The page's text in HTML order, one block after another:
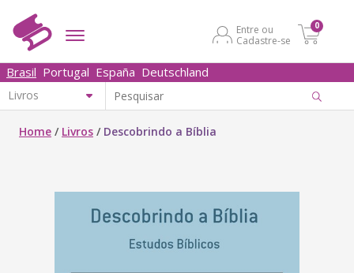
Entre ou
Cadastre-se
0
Brasil Portugal España Deutschland
Home / Livros / Descobrindo a Bíblia